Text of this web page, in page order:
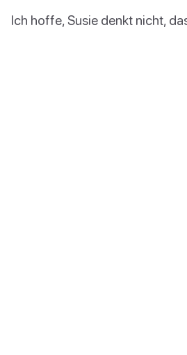
Ich hoffe, Susie denkt nicht,